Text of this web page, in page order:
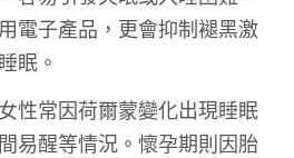
電子產品，更會抑制褪黑激
眠。
性常因荷爾蒙變化出現睡眠
易醒等情況。懷孕期則因胎